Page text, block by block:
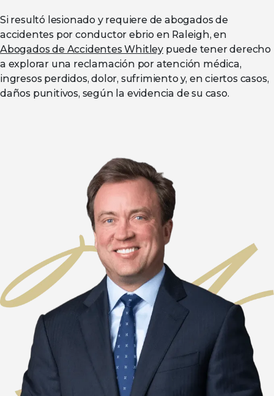
Si resultó lesionado y requiere de abogados de
accidentes por conductor ebrio en Raleigh, en
Abogados de Accidentes Whitley puede tener derecho
a explorar una reclamación por atención médica,
ingresos perdidos, dolor, sufrimiento y, en ciertos casos,
daños punitivos, según la evidencia de su caso.